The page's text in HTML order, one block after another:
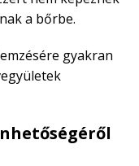
a bőrbe.
gyakran